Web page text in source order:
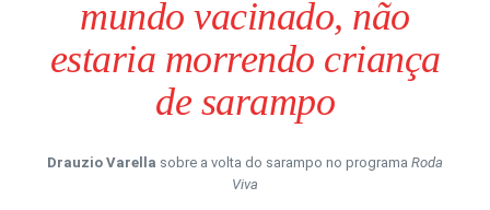
mundo vacinado, não
estaria morrendo criança
de sarampo
Drauzio Varella sobre a volta do sarampo no programa Roda
Viva